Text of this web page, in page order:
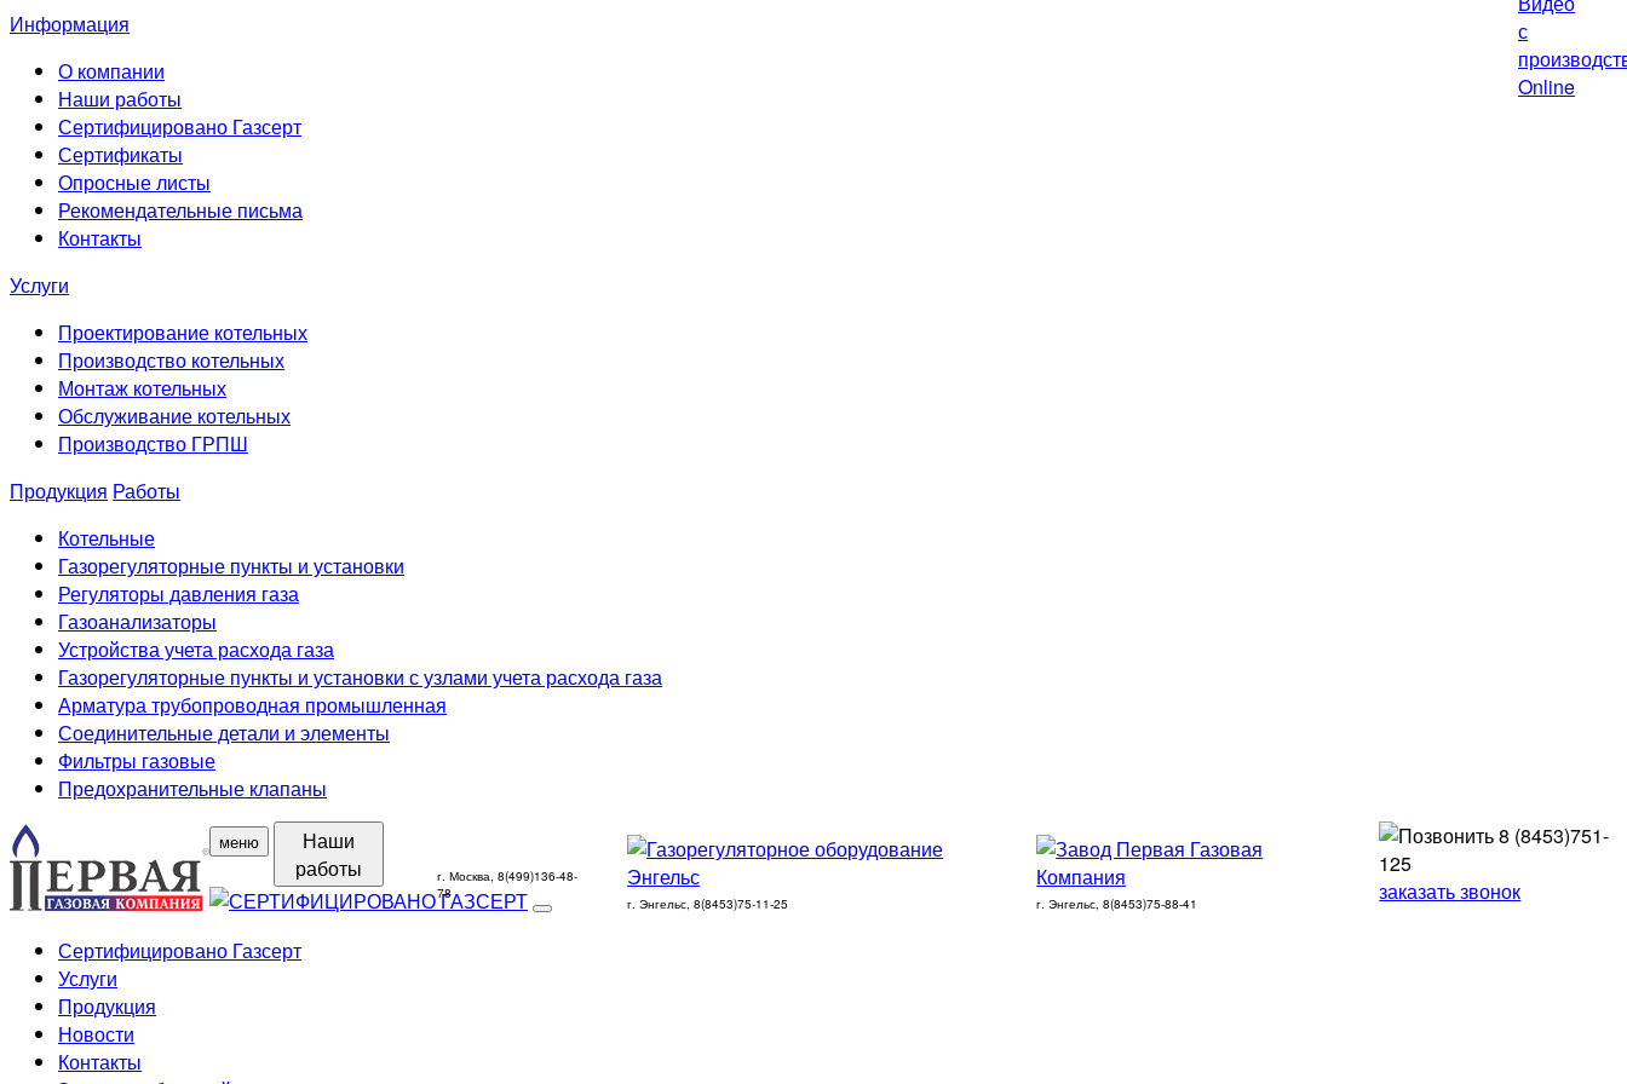
Информация
О компании
Наши работы
Сертифицировано Газсерт
Сертификаты
Опросные листы
Рекомендательные письма
Контакты
Услуги
Проектирование котельных
Производство котельных
Монтаж котельных
Обслуживание котельных
Производство ГРПШ
Продукция Работы
Котельные
Газорегуляторные пункты и установки
Регуляторы давления газа
Газоанализаторы
Устройства учета расхода газа
Газорегуляторные пункты и установки с узлами учета расхода газа
Арматура трубопроводная промышленная
Соединительные детали и элементы
Фильтры газовые
Предохранительные клапаны
меню
Наши
работы
г. Москва, 8(499)136-48-
78
г. Энгельс, 8(8453)75-11-25 г. Энгельс, 8(8453)75-88-41
8 (8453)751-
125
заказать звонок
Сертифицировано Газсерт
Услуги
Продукция
Новости
Контакты